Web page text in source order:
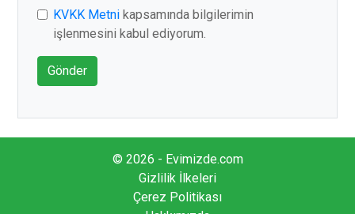
KVKK Metni kapsamında bilgilerimin
işlenmesini kabul ediyorum.
Gönder
© 2026 - Evimizde.com
Gizlilik İlkeleri
Çerez Politikası